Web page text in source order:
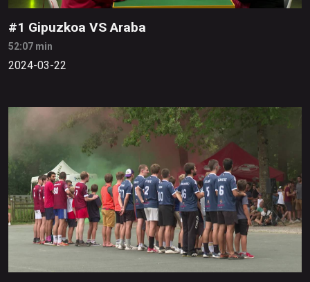
#1 Gipuzkoa VS Araba
52:07 min
2024-03-22